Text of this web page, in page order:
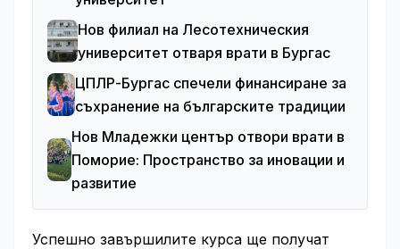
Нов филиал на Лесотехническия
университет отваря врати в Бургас
ЦПЛР-Бургас спечели финансиране за
съхранение на българските традиции
Нов Младежки център отвори врати в
Поморие: Пространство за иновации и
развитие
Успешно завършилите курса ще получат